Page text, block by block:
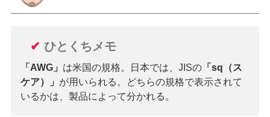
✔ ひとくちメモ
「AWG」 は米国の規格。日本では、JISの 「sq（ス
ケア）」 が用いられる。どちらの規格で表示されて
いるかは、製品によって分かれる。